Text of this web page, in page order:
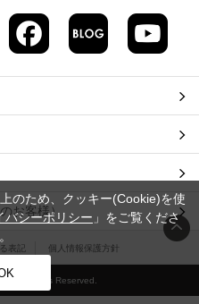
お客様）
表記 個人情報保護方針
All Rights Reserved.
のため、クッキー(Cookie)を使
バシーポリシー 」をご覧くださ